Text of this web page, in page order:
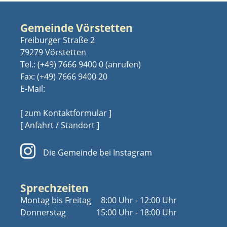
Gemeinde Vörstetten
Freiburger Straße 2
79279 Vörstetten
Tel.: (+49) 7666 9400 0
Fax: (+49) 7666 9400 20
E-Mail:
[ zum Kontaktformular ]
[ Anfahrt / Standort ]
Die Gemeinde bei Instagram
Sprechzeiten
Montag bis Freitag
Donnerstag
8:00 Uhr - 12:00 Uhr
15:00 Uhr - 18:00 Uhr